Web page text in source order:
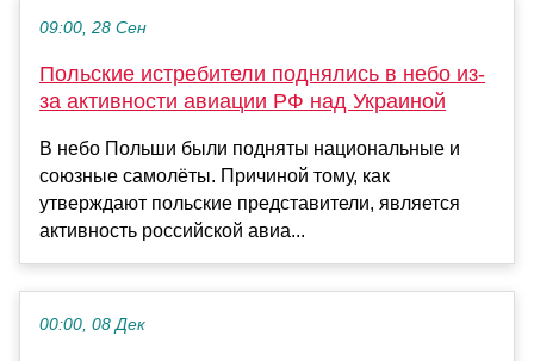
09:00, 28 Сен
Польские истребители поднялись в небо из-
за активности авиации РФ над Украиной
В небо Польши были подняты национальные и
союзные самолёты. Причиной тому, как
утверждают польские представители, является
активность российской авиа...
00:00, 08 Дек